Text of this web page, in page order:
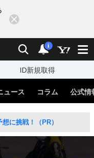
検索 通知
i
ID新規取得
ュース コラム 公式情
に挑戦！（PR）